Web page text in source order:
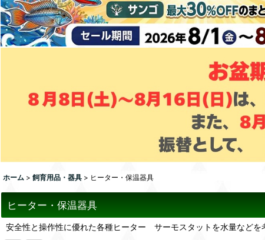
ホーム > 飼育用品・器具 > ヒーター・保温器具
ヒーター・保温器具
安全性と操作性に優れた各種ヒーター サーモスタットを水量など